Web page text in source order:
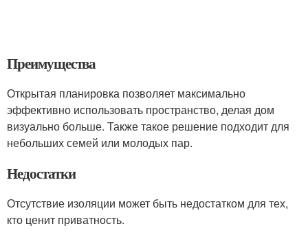
Преимущества
Открытая планировка позволяет максимально
эффективно использовать пространство, делая дом
визуально больше. Также такое решение подходит для
небольших семей или молодых пар.
Недостатки
Отсутствие изоляции может быть недостатком для тех,
кто ценит приватность.